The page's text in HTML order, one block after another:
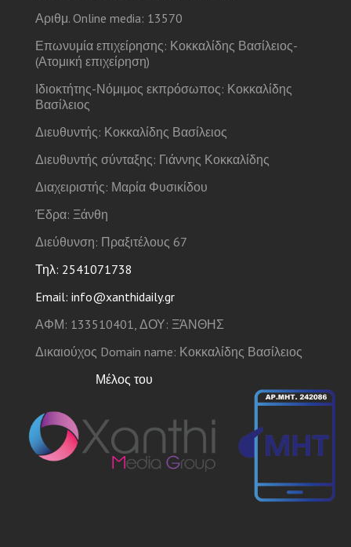
Αριθμ. Online media: 13570
Επωνυμία επιχείρησης: Κοκκαλίδης Βασίλειος-
(Ατομική επιχείρηση)
Ιδιοκτήτης-Νόμιμος εκπρόσωπος: Κοκκαλίδης
Βασίλειος
Διευθυντής: Κοκκαλίδης Βασίλειος
Διευθυντής σύνταξης: Γιάννης Κοκκαλίδης
Διαχειριστής: Μαρία Φυσικίδου
Έδρα: Ξάνθη
Διεύθυνση: Πραξιτέλους 67
Τηλ: 2541071738
Email: info@xanthidaily.gr
ΑΦΜ: 133510401, ΔΟΥ: ΞΆΝΘΗΣ
Δικαιούχος Domain name: Κοκκαλίδης Βασίλειος
Μέλος του